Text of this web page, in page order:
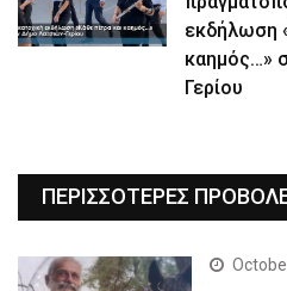
εκδήλωση
καημός…»
Γερίου
ΠΕΡΙΣΣΟΤΕΡΕΣ